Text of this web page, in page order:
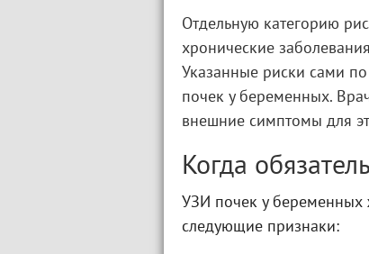
Отдельную категорию
хронические
Указанные риски сами
почек у беременных.
внешние симптомы для
Когда
УЗИ почек у беременных
следующие признаки: